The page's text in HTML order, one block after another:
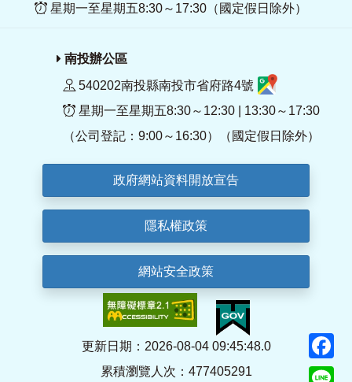
星期一至星期五8:30～17:30（國定假日除外）
南投辦公區
540202南投縣南投市省府路4號
星期一至星期五8:30～12:30 | 13:30～17:30
（公司登記：9:00～16:30）（國定假日除外）
政府網站資料開放宣告
隱私權政策
網站安全政策
更新日期：2026-08-04 09:45:48.0
累積瀏覽人次：477405291